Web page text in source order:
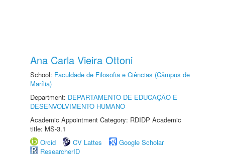
Ana Carla Vieira Ottoni
School: Faculdade de Filosofia e Ciências (Câmpus de
Marília)
Department: DEPARTAMENTO DE EDUCAÇÃO E
DESENVOLVIMENTO HUMANO
Academic Appointment Category: RDIDP Academic
title: MS-3.1
Orcid
CV Lattes
Google Scholar
ResearcherID